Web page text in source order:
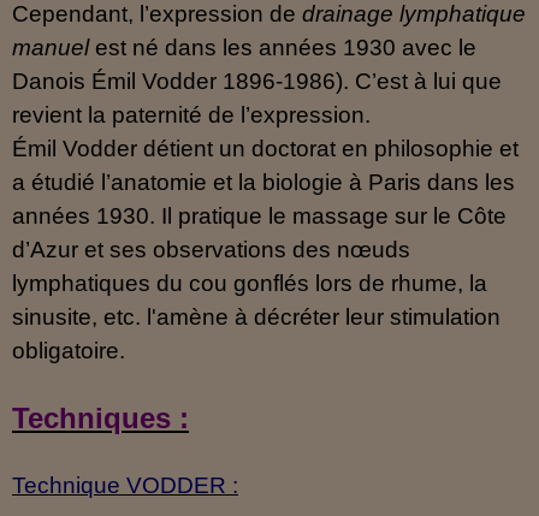
Cependant, l’expression de drainage lymphatique
manuel est né dans les années 1930 avec le
Danois Émil Vodder 1896-1986). C’est à lui que
revient la paternité de l’expression.
Émil Vodder détient un doctorat en philosophie et
a étudié l’anatomie et la biologie à Paris dans les
années 1930. Il pratique le massage sur le Côte
d’Azur et ses observations des nœuds
lymphatiques du cou gonflés lors de rhume, la
sinusite, etc. l'amène à décréter leur stimulation
obligatoire.
Techniques :
Technique VODDER :